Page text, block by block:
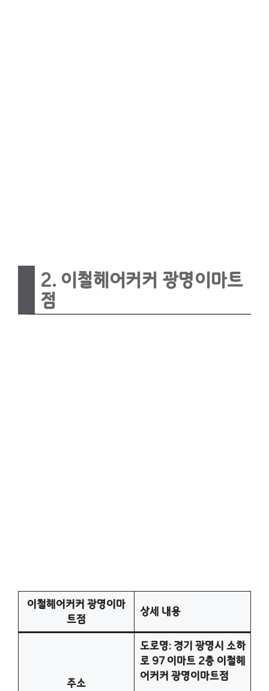
2. 이철헤어커커 광명이마트
점
이철헤어커커 광명이마
트점
상세 내용
주소
도로명: 경기 광명시 소하
로 97 이마트 2층 이철헤
어커커 광명이마트점